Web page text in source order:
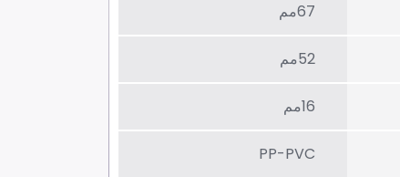
67مم
52مم
16مم
PP-PVC